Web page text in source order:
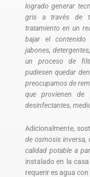
logrado generar
gris a través de
tratamiento en un
bajar el contenido
jabones,
un proceso de
pudiesen quedar
preocupamos de
que provienen de
desinfectantes,
Adicionalmente,
de osmosis inversa,
calidad potable a
instalado en la
requerir es agua